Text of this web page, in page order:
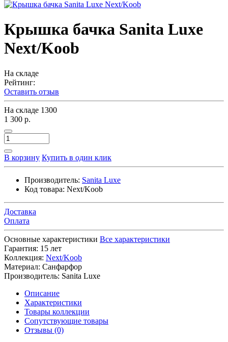
Крышка бачка Sanita Luxe
Next/Koob
На складе
Рейтинг:
Оставить отзыв
На складе 1300
1 300 р.
В корзину Купить в один клик
Производитель: Sanita Luxe
Код товара: Next/Koob
Доставка
Оплата
Основные характеристики Все характеристики
Гарантия: 15 лет
Коллекция: Next/Koob
Материал: Санфарфор
Производитель: Sanita Luxe
Описание
Характеристики
Товары коллекции
Сопутствующие товары
Отзывы (0)